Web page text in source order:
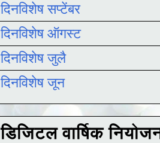
दिनविशेष सप्टेंबर
दिनविशेष ऑगस्ट
दिनविशेष जुलै
दिनविशेष जून
डिजिटल वार्षिक